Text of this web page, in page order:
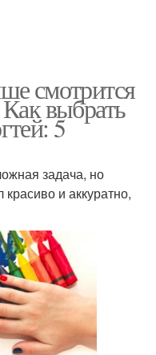
смотрится
выбрать
5
задача, но
и аккуратно,